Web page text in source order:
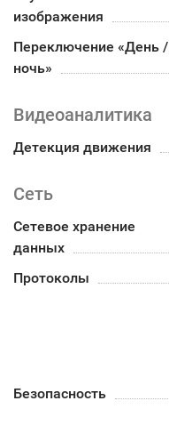
изображения
Переключение «День /
ночь»
Видеоаналитика
Детекция движения
Сеть
Сетевое хранение
данных
Протоколы
Безопасность